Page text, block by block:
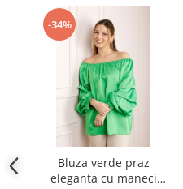
-34%
Bluza verde praz
eleganta cu maneci